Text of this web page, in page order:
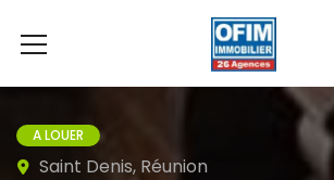
A LOUER
Saint Denis, Réunion